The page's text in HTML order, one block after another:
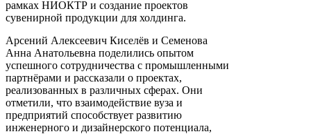
рамках НИОКТР и создание проектов
сувенирной продукции для холдинга.
Арсений Алексеевич Киселёв и Семенова
Анна Анатольевна поделились опытом
успешного сотрудничества с промышленными
партнёрами и рассказали о проектах,
реализованных в различных сферах. Они
отметили, что взаимодействие вуза и
предприятий способствует развитию
инженерного и дизайнерского потенциала,